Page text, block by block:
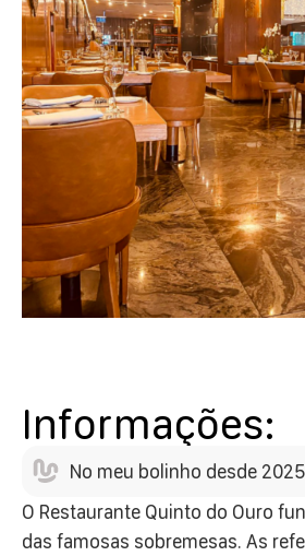
Informações:
No meu bolinho desde 2025
O Restaurante Quinto do Ouro
das famosas sobremesas. As